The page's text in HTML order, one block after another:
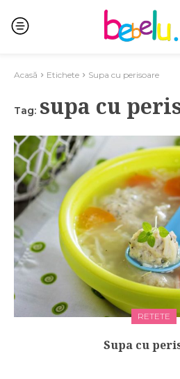
Acasă Etichete Supa cu perisoare
Tag: supa cu
RETETE
Supa cu